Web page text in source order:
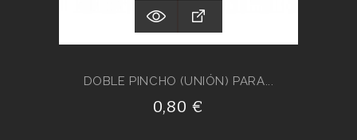
DOBLE PINCHO (UNIÓN) PARA...
0,80 €